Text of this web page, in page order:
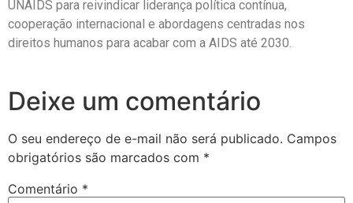
UNAIDS para reivindicar liderança política contínua,
cooperação internacional e abordagens centradas nos
direitos humanos para acabar com a AIDS até 2030.
Deixe um comentário
O seu endereço de e-mail não será publicado. Campos
obrigatórios são marcados com *
Comentário *